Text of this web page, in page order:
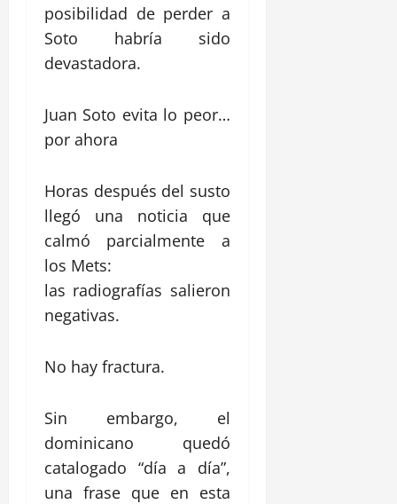
posibilidad de perder a
Soto habría sido
devastadora.
Juan Soto evita lo peor…
por ahora
Horas después del susto
llegó una noticia que
calmó parcialmente a
los Mets:
las radiografías salieron
negativas.
No hay fractura.
Sin embargo, el
dominicano quedó
catalogado “día a día”,
una frase que en esta